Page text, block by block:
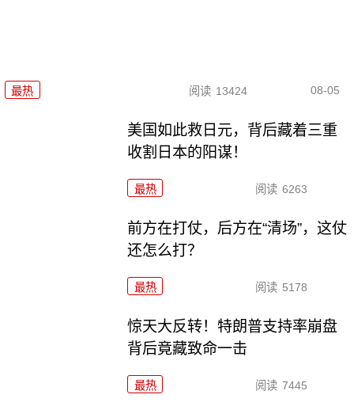
最热 阅读 13424 08-05
美国如此救日元，背后藏着三重
收割日本的阳谋！
最热 阅读 6263
前方在打仗，后方在“清场”，这仗
还怎么打？
最热 阅读 5178
惊天大反转！特朗普支持率崩盘
背后竟藏致命一击
最热 阅读 7445